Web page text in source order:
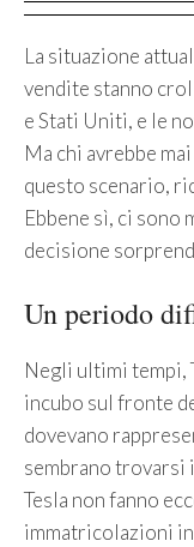
La situazione
vendite stanno
e Stati Uniti, e le
Ma chi avrebbe
questo scenario,
Ebbene sì, ci
decisione
Un periodo
Negli ultimi tempi,
incubo sul fronte
dovevano
sembrano trovarsi
Tesla non fanno
immatricolazioni